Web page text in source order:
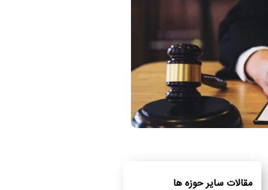
مقالات سایر حوزه ها